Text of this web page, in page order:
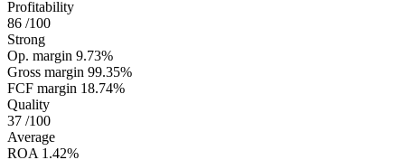
Profitability
86 /100
Strong
Op. margin 9.73%
Gross margin 99.35%
FCF margin 18.74%
Quality
37 /100
Average
ROA 1.42%